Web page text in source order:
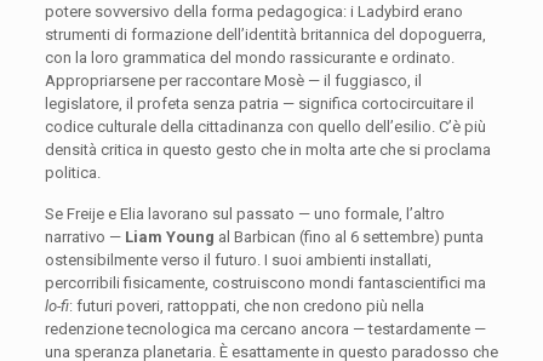
potere sovversivo della forma pedagogica: i Ladybird erano
strumenti di formazione dell’identità britannica del dopoguerra,
con la loro grammatica del mondo rassicurante e ordinato.
Appropriarsene per raccontare Mosè — il fuggiasco, il
legislatore, il profeta senza patria — significa cortocircuitare il
codice culturale della cittadinanza con quello dell’esilio. C’è più
densità critica in questo gesto che in molta arte che si proclama
politica.
Se Freije e Elia lavorano sul passato — uno formale, l’altro
narrativo — Liam Young al Barbican (fino al 6 settembre) punta
ostensibilmente verso il futuro. I suoi ambienti installati,
percorribili fisicamente, costruiscono mondi fantascientifici ma
lo-fi: futuri poveri, rattoppati, che non credono più nella
redenzione tecnologica ma cercano ancora — testardamente —
una speranza planetaria. È esattamente in questo paradosso che